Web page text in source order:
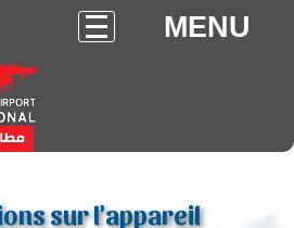
MENU
sur l'appareil